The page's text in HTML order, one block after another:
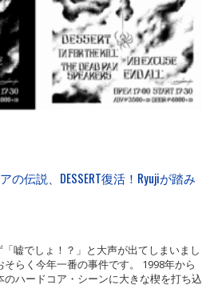
伝説、DESSERT復活！Ryujiが踏み
嘘でしょ！？」と大声が出てしまいまし
そらく今年一番の事件です。 1998年から
ハードコア・シーンに大きな楔を打ち込